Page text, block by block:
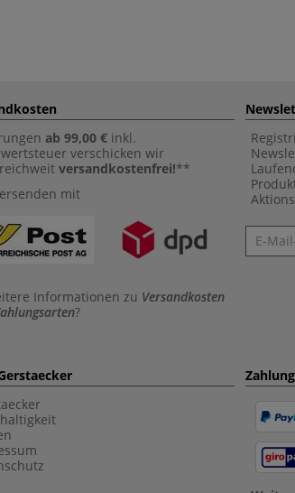
ab 99,00 € inkl.
verschicken wir
versandkostenfrei!**
mit
Informationen zu Versandkosten
?